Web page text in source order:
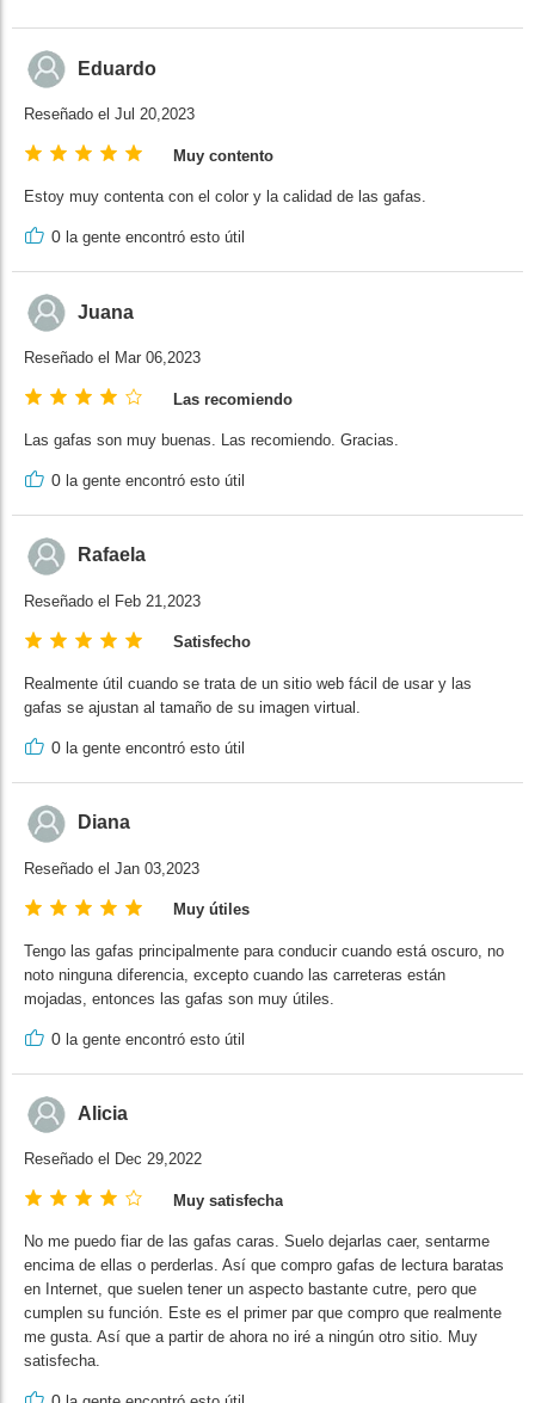
Eduardo
Reseñado el Jul 20,2023
Muy contento
Estoy muy contenta con el color y la calidad de las gafas.
0 la gente encontró esto útil
Juana
Reseñado el Mar 06,2023
Las recomiendo
Las gafas son muy buenas. Las recomiendo. Gracias.
0 la gente encontró esto útil
Rafaela
Reseñado el Feb 21,2023
Satisfecho
Realmente útil cuando se trata de un sitio web fácil de usar y las
gafas se ajustan al tamaño de su imagen virtual.
0 la gente encontró esto útil
Diana
Reseñado el Jan 03,2023
Muy útiles
Tengo las gafas principalmente para conducir cuando está oscuro, no
noto ninguna diferencia, excepto cuando las carreteras están
mojadas, entonces las gafas son muy útiles.
0 la gente encontró esto útil
Alicia
Reseñado el Dec 29,2022
Muy satisfecha
No me puedo fiar de las gafas caras. Suelo dejarlas caer, sentarme
encima de ellas o perderlas. Así que compro gafas de lectura baratas
en Internet, que suelen tener un aspecto bastante cutre, pero que
cumplen su función. Este es el primer par que compro que realmente
me gusta. Así que a partir de ahora no iré a ningún otro sitio. Muy
satisfecha.